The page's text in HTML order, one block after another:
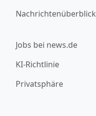
Nachrichtenüberblick
Jobs bei news.de
KI-Richtlinie
Privatsphäre